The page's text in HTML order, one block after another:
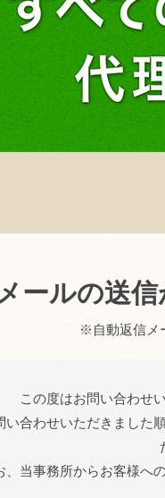
ールの送
※自動返信メ
この度はお問い合わせ
い合わせいただきました
、当事務所からお客様へ